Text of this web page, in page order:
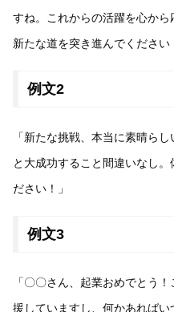
すね。これからの活躍を心から
新たな道を突き進んでください
例文2
「新たな挑戦、本当に素晴ら
と大成功すること間違いなし
ださい！」
例文3
「〇〇さん、起業おめでとう
援していますし、何かあればい